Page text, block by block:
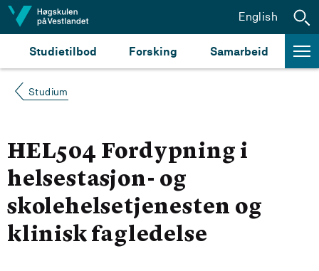
Hopp til innhald
Studietilbod Forsking Samarbeid
English
Studium
HEL504 Fordypning i
helsestasjon- og
skolehelsetjenesten og
klinisk fagledelse